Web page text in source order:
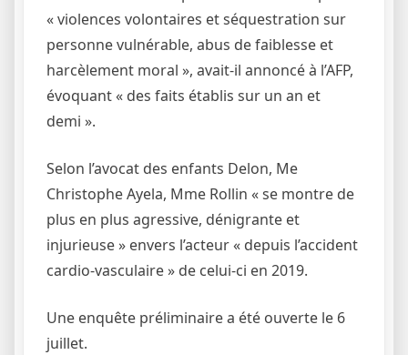
« violences volontaires et séquestration sur
personne vulnérable, abus de faiblesse et
harcèlement moral », avait-il annoncé à l’AFP,
évoquant « des faits établis sur un an et
demi ».
Selon l’avocat des enfants Delon, Me
Christophe Ayela, Mme Rollin « se montre de
plus en plus agressive, dénigrante et
injurieuse » envers l’acteur « depuis l’accident
cardio-vasculaire » de celui-ci en 2019.
Une enquête préliminaire a été ouverte le 6
juillet.